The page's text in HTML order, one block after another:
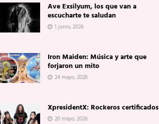
Ave Exsilyum, los que van a
escucharte te saludan
1 junio, 2026
Iron Maiden: Música y arte que
forjaron un mito
24 mayo, 2026
XpresidentX: Rockeros certificados
20 mayo, 2026